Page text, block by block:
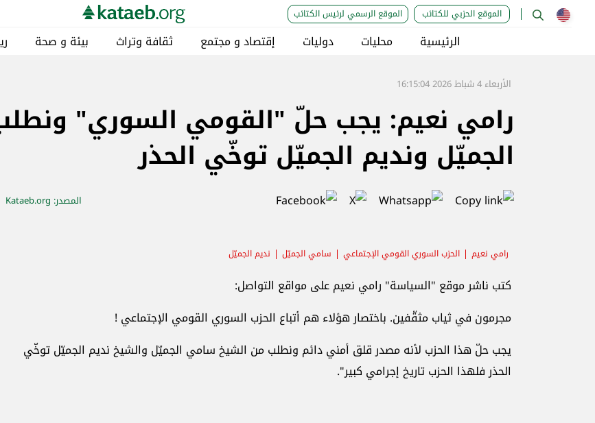
الموقع الحزبي للكتائب الموقع الرسمي لرئيس الكتائب
الرئيسية محليات دوليات إقتصاد و مجتمع ثقافة وتراث بيئة و صحة
الأربعاء 4 شباط 2026 16:15:04
رامي نعيم: يجب حلّ "القومي السوري"
الجميّل ونديم الجميّل توخّي الحذر
المصدر: Kataeb.org
رامي نعيم الحزب السوري القومي الإجتماعي سامي الجميّل نديم الجميّل
كتب ناشر موقع "السياسة" رامي نعيم على مواقع التواصل:
مجرمون في ثياب مثقّفين. باختصار هؤلاء هم أتباع الحزب السوري القومي الإجتماعي !
يجب حلّ هذا الحزب لأنه مصدر قلق أمني دائم ونطلب من الشيخسامي الجميّل والشيخنديم الجميّلتوخّي
الحذر فلهذا الحزب تاريخ إجرامي كبير".